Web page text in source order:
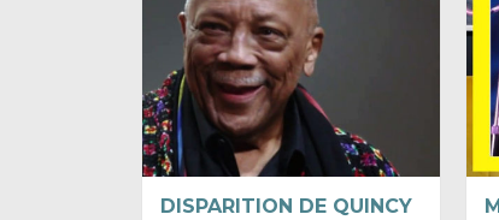
DISPARITION DE QUINCY